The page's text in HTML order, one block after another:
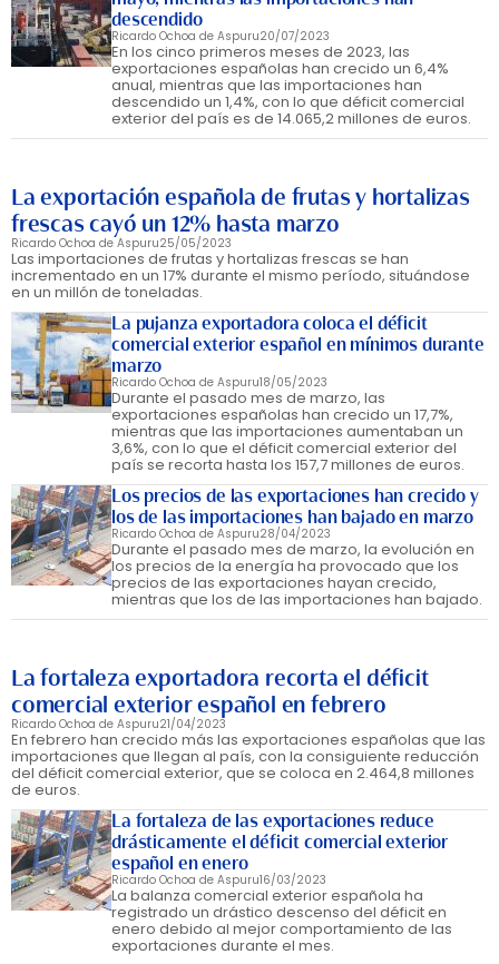
descendido
Ricardo Ochoa de Aspuru20/07/2023
En los cinco primeros meses de 2023, las
exportaciones españolas han crecido un 6,4%
anual, mientras que las importaciones han
descendido un 1,4%, con lo que déficit comercial
exterior del país es de 14.065,2 millones de euros.
La exportación española de frutas y hortalizas
frescas cayó un 12% hasta marzo
Ricardo Ochoa de Aspuru25/05/2023
Las importaciones de frutas y hortalizas frescas se han
incrementado en un 17% durante el mismo período, situándose
en un millón de toneladas.
La pujanza exportadora coloca el déficit
comercial exterior español en mínimos durante
marzo
Ricardo Ochoa de Aspuru18/05/2023
Durante el pasado mes de marzo, las
exportaciones españolas han crecido un 17,7%,
mientras que las importaciones aumentaban un
3,6%, con lo que el déficit comercial exterior del
país se recorta hasta los 157,7 millones de euros.
Los precios de las exportaciones han crecido y
los de las importaciones han bajado en marzo
Ricardo Ochoa de Aspuru28/04/2023
Durante el pasado mes de marzo, la evolución en
los precios de la energía ha provocado que los
precios de las exportaciones hayan crecido,
mientras que los de las importaciones han bajado.
La fortaleza exportadora recorta el déficit
comercial exterior español en febrero
Ricardo Ochoa de Aspuru21/04/2023
En febrero han crecido más las exportaciones españolas que las
importaciones que llegan al país, con la consiguiente reducción
del déficit comercial exterior, que se coloca en 2.464,8 millones
de euros.
La fortaleza de las exportaciones reduce
drásticamente el déficit comercial exterior
español en enero
Ricardo Ochoa de Aspuru16/03/2023
La balanza comercial exterior española ha
registrado un drástico descenso del déficit en
enero debido al mejor comportamiento de las
exportaciones durante el mes.